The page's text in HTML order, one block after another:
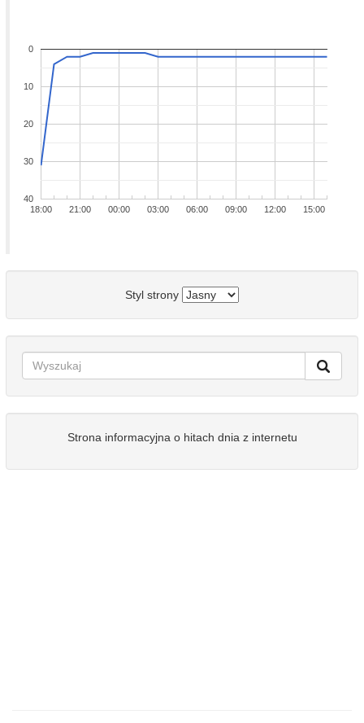
18:00 21:00 00:00 03:00 06:00 09:00 12:00 15:00
0
10
20
30
40
Styl strony
Strona informacyjna o hitach dnia z internetu